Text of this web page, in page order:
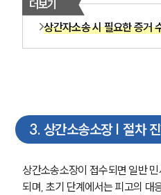
더보기
상간자소송 시 필요한 증거
3. 상간소송소장 | 절차
상간소송소장이 접수되면 일반
되며, 초기 단계에서는 피고의 대